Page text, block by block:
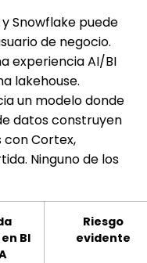
Snowflake puede
de negocio.
experiencia AI/BI
lakehouse.
un modelo donde
datos construyen
Cortex,
Ninguno de los
BI
Riesgo
evidente